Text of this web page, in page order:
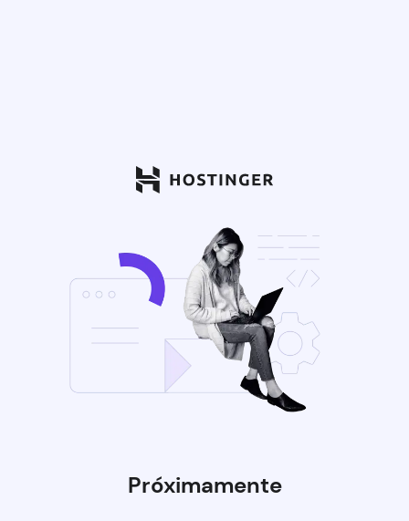
Próximamente